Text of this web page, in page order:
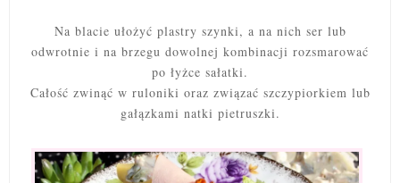
Na blacie ułożyć plastry szynki, a na nich ser lub
odwrotnie i na brzegu dowolnej kombinacji rozsmarować
po łyżce sałatki.
Całość zwinąć w ruloniki oraz związać szczypiorkiem lub
gałązkami natki pietruszki.